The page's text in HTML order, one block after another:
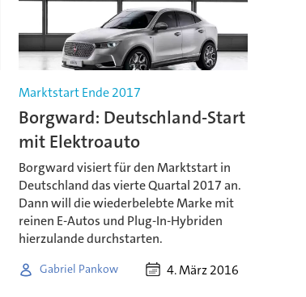
Marktstart Ende 2017
Borgward: Deutschland-Start
mit Elektroauto
Borgward visiert für den Marktstart in
Deutschland das vierte Quartal 2017 an.
Dann will die wiederbelebte Marke mit
reinen E-Autos und Plug-In-Hybriden
hierzulande durchstarten.
Gabriel Pankow 4. März 2016